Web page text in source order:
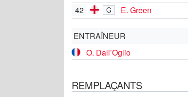
42
G E. Green
ENTRAÎNEUR
O. Dall’Oglio
REMPLAÇANTS